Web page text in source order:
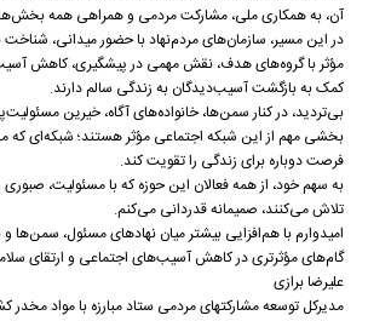
آن، به همکاری ملی، مشارکت مردمی و همراهی همه بخش‌ها
در این مسیر، سازمان‌های مردم‌نهاد با حضور میدانی، شناخت
مؤثر با گروه‌های هدف، نقش مهمی در پیشگیری، کاهش
کمک به بازگشت آسیب‌دیدگان به زندگی سالم دارند.
بی‌تردید، در کنار سمن‌ها، خانواده‌های آگاه، خیرین
بخشی مهم از این شبکه اجتماعی مؤثر هستند؛ شبکه‌ای که
فرصت دوباره برای زندگی را تقویت کند.
به سهم خود، از همه فعالان این حوزه که با مسئولیت،
تلاش می‌کنند، صمیمانه قدردانی می‌کنم.
امیدوارم با هم‌افزایی بیشتر میان نهادهای مسئول، سمن‌ها و
گام‌های مؤثرتری در کاهش آسیب‌های اجتماعی و ارتقای
علیرضا برازی
مدیرکل توسعه مشارکتهای مردمی ستاد مبارزه با مواد مخدر